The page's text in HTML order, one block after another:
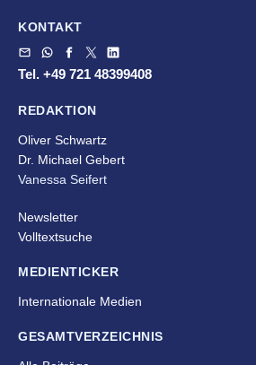
KONTAKT
Tel. +49 721 48399408
REDAKTION
Oliver Schwartz
Dr. Michael Gebert
Vanessa Seifert
Newsletter
Volltextsuche
MEDIENTICKER
Internationale Medien
GESAMTVERZEICHNIS